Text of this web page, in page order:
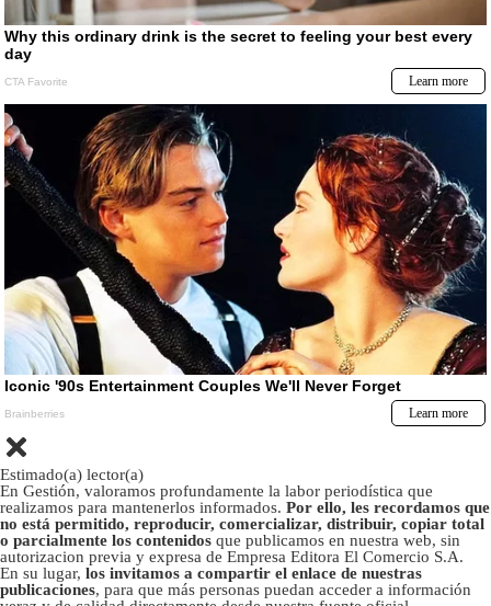
Estimado(a) lector(a)
En Gestión, valoramos profundamente la labor periodística que
realizamos para mantenerlos informados. Por ello, les recordamos que
no está permitido, reproducir, comercializar, distribuir, copiar total
o parcialmente los contenidos que publicamos en nuestra web, sin
autorizacion previa y expresa de Empresa Editora El Comercio S.A.
En su lugar, los invitamos a compartir el enlace de nuestras
publicaciones, para que más personas puedan acceder a información